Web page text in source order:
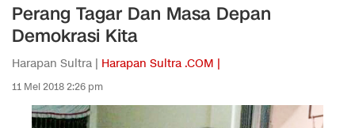
Perang Tagar Dan Masa Depan
Demokrasi Kita
Harapan Sultra | Harapan Sultra .COM |
11 Mei 2018 2:26 pm